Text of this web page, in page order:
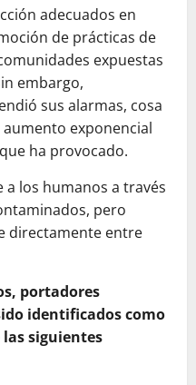
adecuados en
de prácticas de
expuestas
embargo,
sus alarmas, cosa
exponencial
ha provocado.
los humanos a través
pero
directamente entre
portadores
identificados como
siguientes